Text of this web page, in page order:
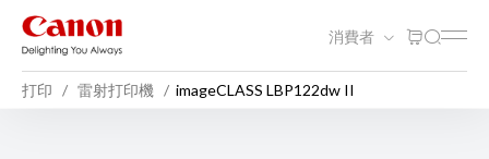
消費者
打印 雷射打印機 imageCLASS LBP122dw II